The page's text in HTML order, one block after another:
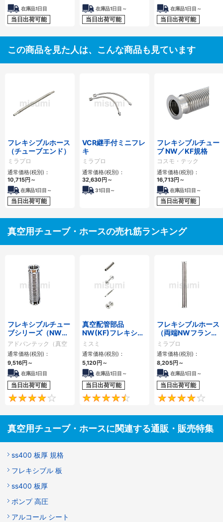
在庫品1日目
当日出荷可能
在庫品1日目～
当日出荷可能
在庫品1日目～
当日出荷可能
この商品を見た人は、こんな商品も見ています
フレキシブルホース
（チューブエンド）
ミラプロ
通常価格(税別)：
10,715円～
在庫品1日目～
当日出荷可能
VCR継手付ミニフレ
キ
ミラプロ
通常価格(税別)：
32,630円～
31日目～
フレキシブルチュー
ブ NW／KF規格
コスモ・テック
通常価格(税別)：
16,713円～
在庫品1日目～
当日出荷可能
真空用チューブ・ホースの売れ筋ランキング
フレキシブルチュー
ブシリーズ（NWフ
ランジタイプ）
アドバンテック（真空
配管）
通常価格(税別)：
9,516円～
在庫品1日目
当日出荷可能
4
真空配管部品
NW(KF)フレキシブ
ルチューブ
ミスミ
通常価格(税別)：
5,120円～
在庫品1日目～
当日出荷可能
4.6
フレキシブルホース
（両端NWフラン
ジ）
ミラプロ
通常価格(税別)：
8,205円～
在庫品1日目～
当日出荷可能
真空用チューブ・ホースに関連する通販・販売特集
ss400 板厚 規格
フレキシブル 板
ss400 板厚
ポンプ 高圧
アルコール シート